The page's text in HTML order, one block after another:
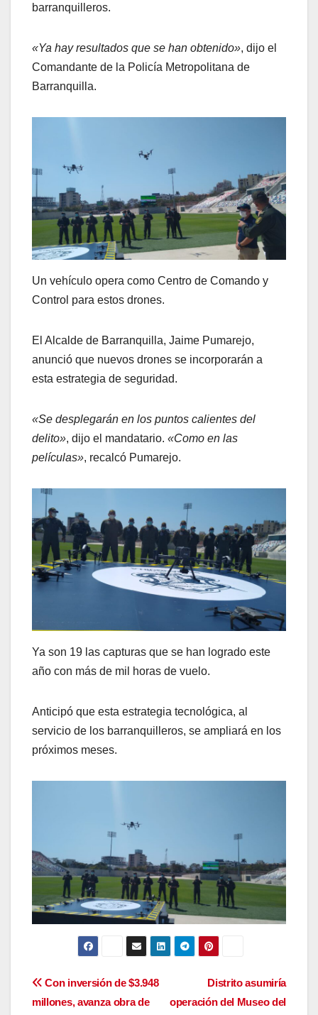
barranquilleros.
«Ya hay resultados que se han obtenido», dijo el
Comandante de la Policía Metropolitana de
Barranquilla.
Un vehículo opera como Centro de Comando y
Control para estos drones.
El Alcalde de Barranquilla, Jaime Pumarejo,
anunció que nuevos drones se incorporarán a
esta estrategia de seguridad.
«Se desplegarán en los puntos calientes del
delito», dijo el mandatario. «Como en las
películas», recalcó Pumarejo.
Ya son 19 las capturas que se han logrado este
año con más de mil horas de vuelo.
Anticipó que esta estrategia tecnológica, al
servicio de los barranquilleros, se ampliará en los
próximos meses.
Navegación
Distrito asumiría
operación del Museo del
Con inversión de $3.948
millones, avanza obra de